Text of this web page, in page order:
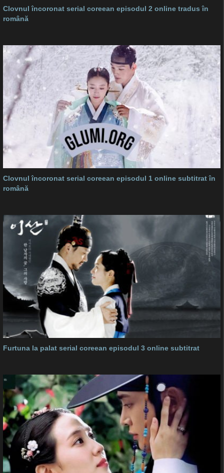
Clovnul încoronat serial coreean episodul 2 online tradus în
română
Clovnul încoronat serial coreean episodul 1 online subtitrat în
română
Furtuna la palat serial coreean episodul 3 online subtitrat